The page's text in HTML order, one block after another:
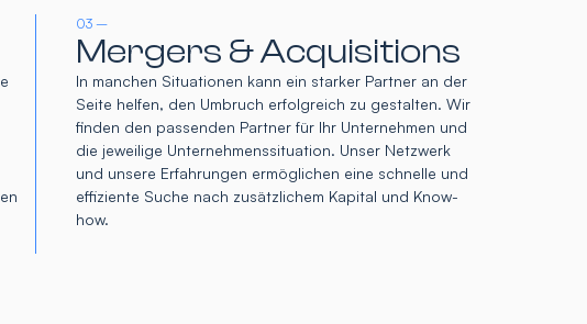
03 –
Mergers & Acquisitions
In manchen Situationen kann ein starker Partner an der
Seite helfen, den Umbruch erfolgreich zu gestalten. Wir
finden den passenden Partner für Ihr Unternehmen und
die jeweilige Unternehmenssituation. Unser Netzwerk
und unsere Erfahrungen ermöglichen eine schnelle und
effiziente Suche nach zusätzlichem Kapital und Know-
how.